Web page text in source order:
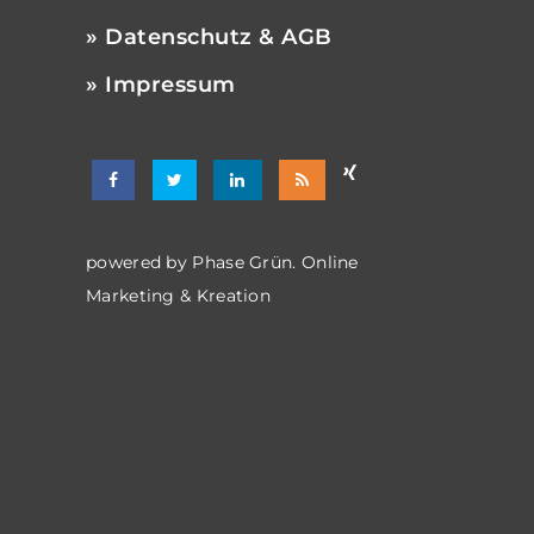
» Datenschutz & AGB
» Impressum
powered by Phase Grün. Online
Marketing & Kreation